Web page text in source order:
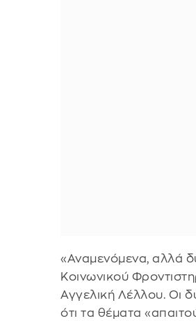
«Αναμενόμενα, αλλά
Κοινωνικού
Αγγελική Λέλλου. Οι
ότι τα θέματα